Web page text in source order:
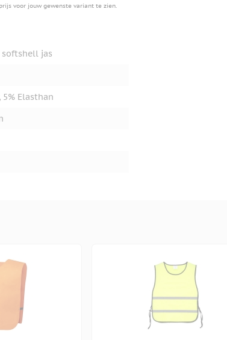
voor jouw gewenste variant te zien.
softshell jas
5% Elasthan